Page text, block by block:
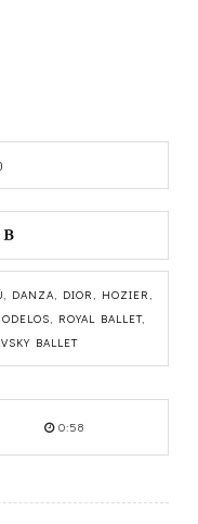
DANZA DIOR HOZIER
ROYAL BALLET,
BALLET
0:58